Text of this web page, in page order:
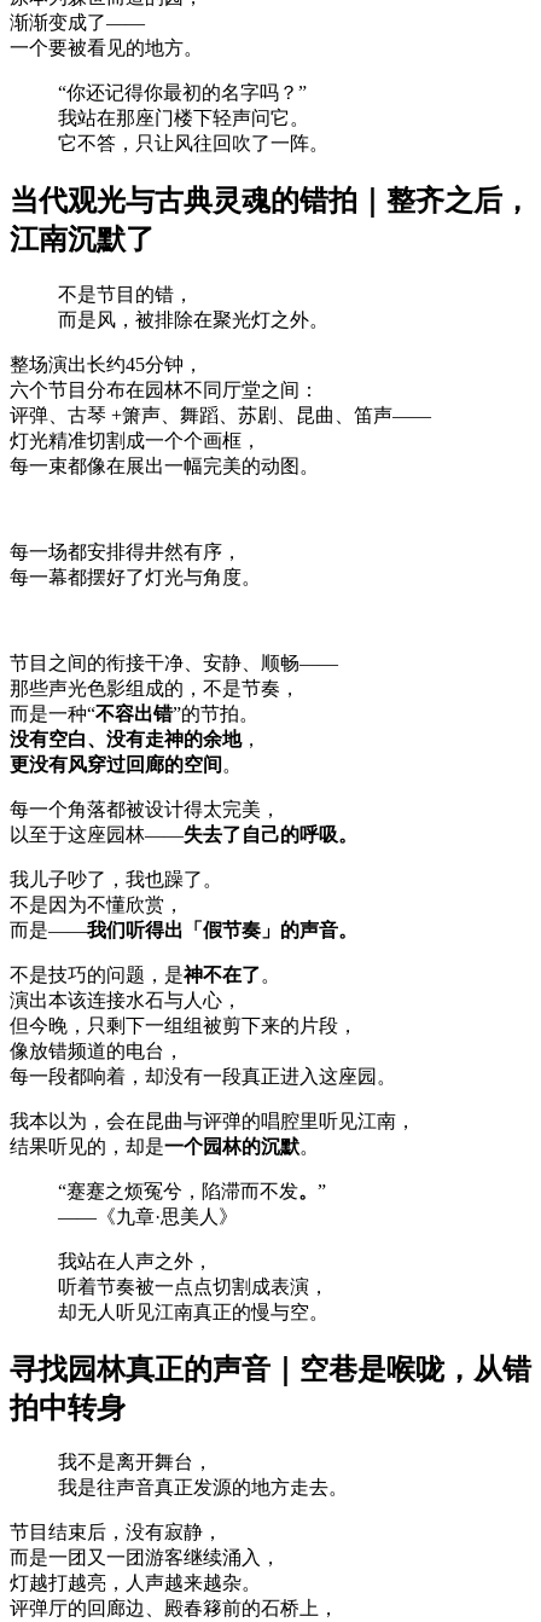
渐渐变成了——
一个要被看见的地方。
“你还记得你最初的名字吗？”
我站在那座门楼下轻声问它。
它不答，只让风往回吹了一阵。
当代观光与古典灵魂的错拍｜整齐之后，
江南沉默了
不是节目的错，
而是风，被排除在聚光灯之外。
整场演出长约45分钟，
六个节目分布在园林不同厅堂之间：
评弹、古琴 +箫声、舞蹈、苏剧、昆曲、笛声——
灯光精准切割成一个个画框，
每一束都像在展出一幅完美的动图。
每一场都安排得井然有序，
每一幕都摆好了灯光与角度。
节目之间的衔接干净、安静、顺畅——
那些声光色影组成的，不是节奏，
而是一种“不容出错”的节拍。
没有空白、没有走神的余地，
更没有风穿过回廊的空间 。
每一个角落都被设计得太完美，
以至于这座园林——失去了自己的呼吸。
我儿子吵了，我也躁了。
不是因为不懂欣赏，
而是——我们听得出「假节奏」的声音。
不是技巧的问题，是神不在了。
演出本该连接水石与人心，
但今晚，只剩下一组组被剪下来的片段，
像放错频道的电台，
每一段都响着，却没有一段真正进入这座园。
我本以为，会在昆曲与评弹的唱腔里听见江南，
结果听见的，却是一个园林的沉默。
“蹇蹇之烦冤兮，陷滞而不发。 ”
——《九章·思美人》
我站在人声之外，
听着节奏被一点点切割成表演，
却无人听见江南真正的慢与空。
寻找园林真正的声音｜空巷是喉咙，从错
拍中转身
我不是离开舞台，
我是往声音真正发源的地方走去。
节目结束后，没有寂静，
而是一团又一团游客继续涌入，
灯越打越亮，人声越来越杂。
评弹厅的回廊边、殿春簃前的石桥上，